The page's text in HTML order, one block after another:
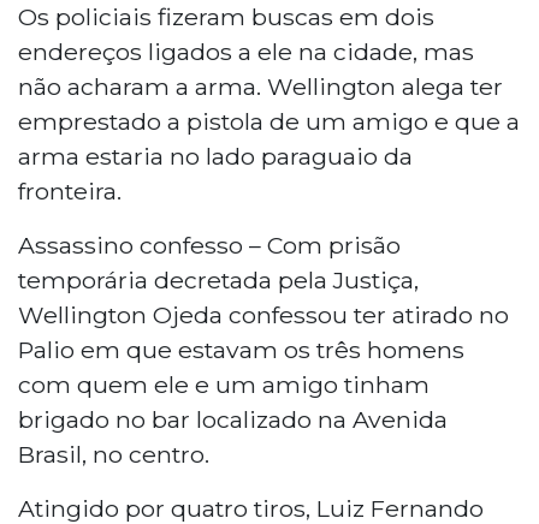
Os policiais fizeram buscas em dois
endereços ligados a ele na cidade, mas
não acharam a arma. Wellington alega ter
emprestado a pistola de um amigo e que a
arma estaria no lado paraguaio da
fronteira.
Assassino confesso – Com prisão
temporária decretada pela Justiça,
Wellington Ojeda confessou ter atirado no
Palio em que estavam os três homens
com quem ele e um amigo tinham
brigado no bar localizado na Avenida
Brasil, no centro.
Atingido por quatro tiros, Luiz Fernando